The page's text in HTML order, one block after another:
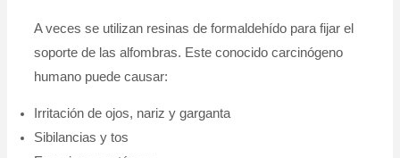
A veces se utilizan resinas de formaldehído para fijar el
soporte de las alfombras. Este conocido carcinógeno
humano puede causar:
Irritación de ojos, nariz y garganta
Sibilancias y tos